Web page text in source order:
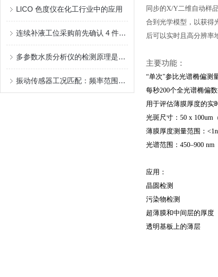
LICO 色度仪在化工行业中的应用
连续补液工位采购前先确认 4 件事：注射器规格、流量范围、运行模式与方法记录怎么对齐
多参数水质分析仪的检测原理是什么？
振动传感器工况匹配：频率范围、安装方式与现场接口的选型要点
同步的X/Y二维自动样
合到光学模型，以获得
后可以实时且高分辨率
主要功能：
“单次"参比光谱椭偏测
每秒200个全光谱椭偏
用于评估薄膜厚度的实
光斑尺寸：50 x 100um
薄膜厚度测量范围：
光谱范围：450–900 nm
应用：
晶圆检测
污染物检测
超薄膜和中间层的厚度
透明基板上的薄层